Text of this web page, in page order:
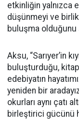
etkinliğin yalnızca
düşünmeyi ve
buluşma olduğunu
Aksu, “Sarıyer’in
buluşturduğu,
edebiyatın
yeniden bir
okurları aynı çatı
birleştirici gücünü